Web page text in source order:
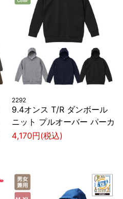
2292
9.4オンス T/R ダンボール
ニット プルオーバー パーカ
4,170円(税込)